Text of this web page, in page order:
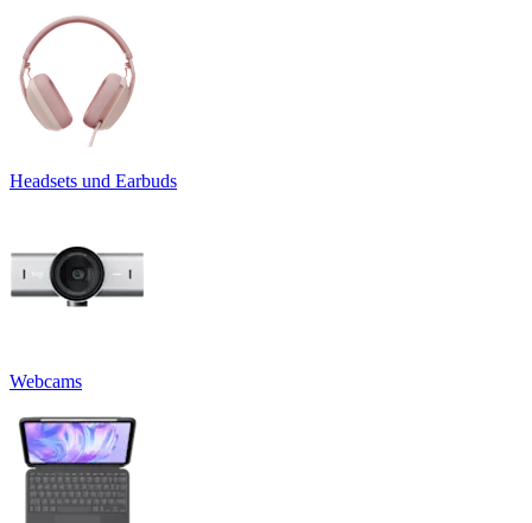
Headsets und Earbuds
Webcams